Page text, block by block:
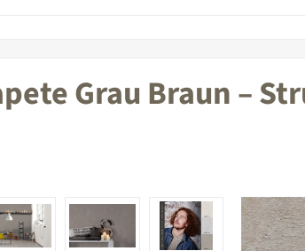
Grau Braun –